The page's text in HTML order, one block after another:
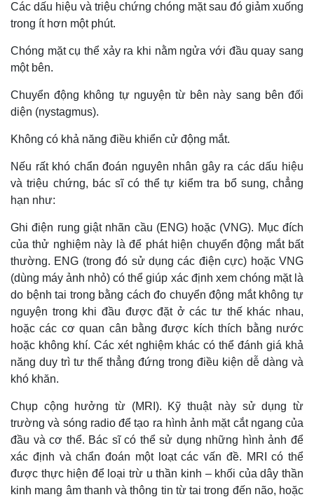
Các dấu hiệu và triệu chứng chóng mặt sau đó giảm xuống
trong ít hơn một phút.
Chóng mặt cụ thể xảy ra khi nằm ngửa với đầu quay sang
một bên.
Chuyển động không tự nguyện từ bên này sang bên đối
diện (nystagmus).
Không có khả năng điều khiển cử động mắt.
Nếu rất khó chẩn đoán nguyên nhân gây ra các dấu hiệu
và triệu chứng, bác sĩ có thể tự kiểm tra bổ sung, chẳng
hạn như:
Ghi điện rung giật nhãn cầu (ENG) hoặc (VNG). Mục đích
của thử nghiệm này là để phát hiện chuyển động mắt bất
thường. ENG (trong đó sử dụng các điện cực) hoặc VNG
(dùng máy ảnh nhỏ) có thể giúp xác định xem chóng mặt là
do bệnh tai trong bằng cách đo chuyển động mắt không tự
nguyện trong khi đầu được đặt ở các tư thế khác nhau,
hoặc các cơ quan cân bằng được kích thích bằng nước
hoặc không khí. Các xét nghiệm khác có thể đánh giá khả
năng duy trì tư thế thẳng đứng trong điều kiện dễ dàng và
khó khăn.
Chụp cộng hưởng từ (MRI). Kỹ thuật này sử dụng từ
trường và sóng radio để tạo ra hình ảnh mặt cắt ngang của
đầu và cơ thể. Bác sĩ có thể sử dụng những hình ảnh để
xác định và chẩn đoán một loạt các vấn đề. MRI có thể
được thực hiện để loại trừ u thần kinh – khối của dây thần
kinh mang âm thanh và thông tin từ tai trong đến não, hoặc